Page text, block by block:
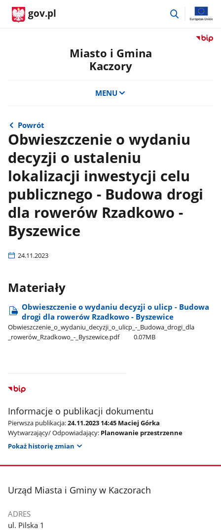
gov.pl
przejdź
Przejdź
Miasto i Gmina
Kaczory
MENU
Powrót
Obwieszczenie o wydaniu
decyzji o ustaleniu
lokalizacji inwestycji celu
publicznego - Budowa drogi
dla rowerów Rzadkowo -
Byszewice
24.11.2023
Materiały
Obwieszczenie o wydaniu decyzji o ulicp - Budowa
drogi dla rowerów Rzadkowo - Byszewice
Obwieszczenie​_o​_wydaniu​_decyzji​_o​_ulicp​_-​_Budowa​_drogi​_dla​
_rowerów​_Rzadkowo​_-​_Byszewice.pdf
0.07MB
Informacje o publikacji dokumentu
Pierwsza publikacja:24.11.2023 14:45 Maciej Górka
Wytwarzający/ Odpowiadający: Planowanie przestrzenne
Pokaż historię zmian
stopka
Urząd Miasta i Gminy w Kaczorach
ADRES
ul. Pilska 1